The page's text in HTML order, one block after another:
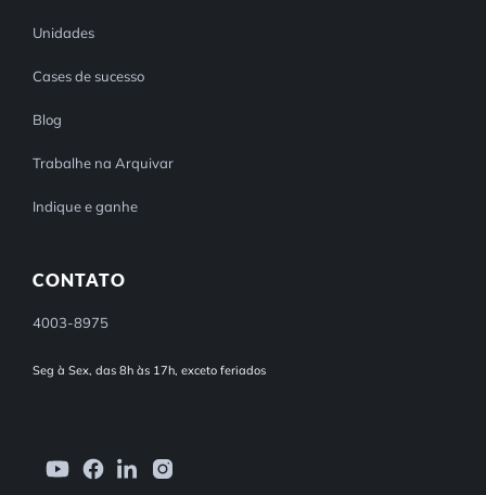
Unidades
Cases de sucesso
Blog
Trabalhe na Arquivar
Indique e ganhe
CONTATO
4003-8975
Seg à Sex, das 8h às 17h, exceto feriados